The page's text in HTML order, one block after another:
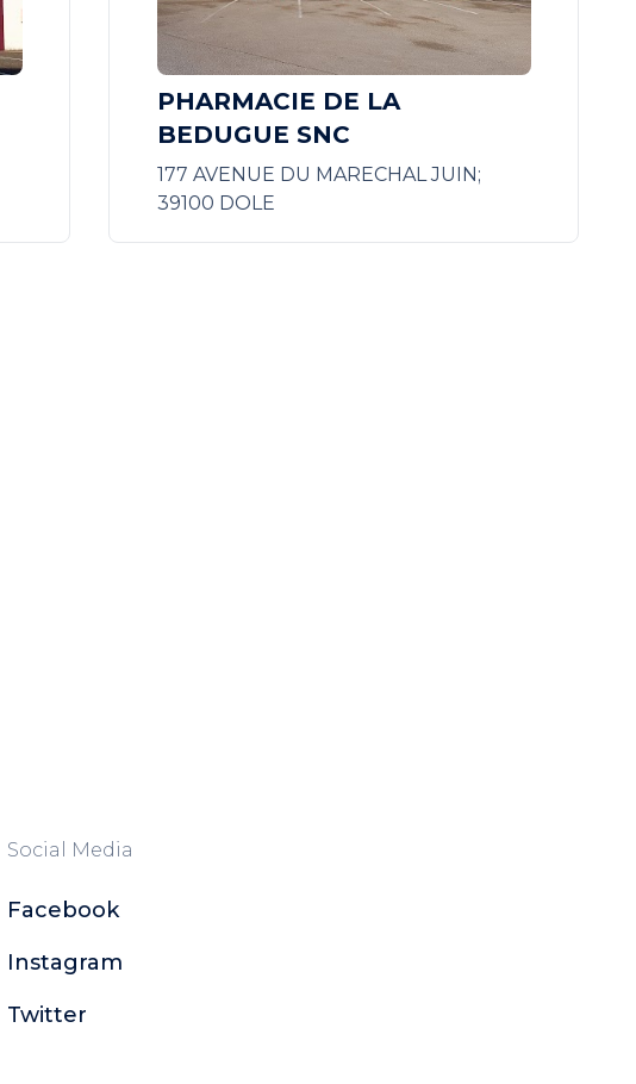
PHARMACIE DE LA
BEDUGUE SNC
177 AVENUE DU MARECHAL JUIN;
39100 DOLE
Social Media
Facebook
Instagram
Twitter